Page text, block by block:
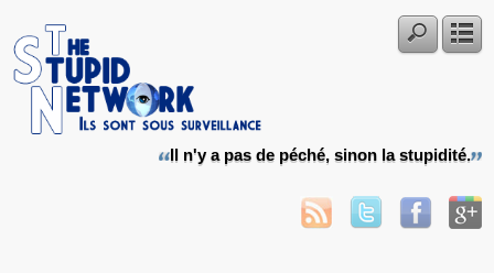
Il n'y a pas de péché, sinon la stupidité.